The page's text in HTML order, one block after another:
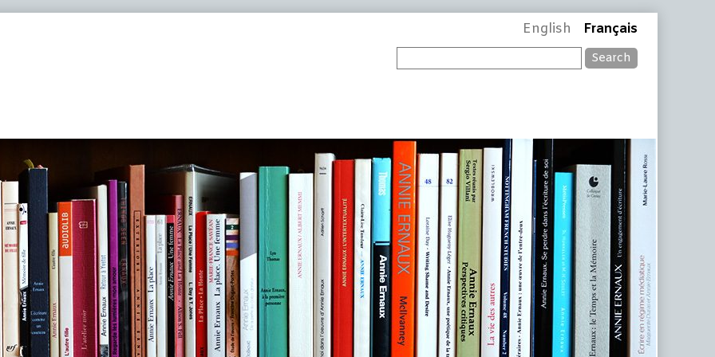
English Français
Search